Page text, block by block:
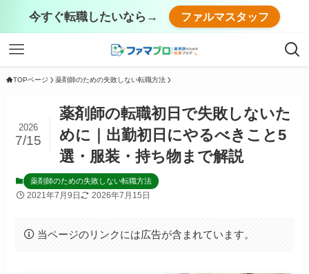
今すぐ転職したいなら→ ファルマスタッフ
TOPページ 薬剤師のための失敗しない転職方法
薬剤師の転職初日で失敗しないた
めに｜出勤初日にやるべきこと5
選・服装・持ち物まで解説
2026
7/15
薬剤師のための失敗しない転職方法
2021年7月9日 2026年7月15日
当ページのリンクには広告が含まれています。